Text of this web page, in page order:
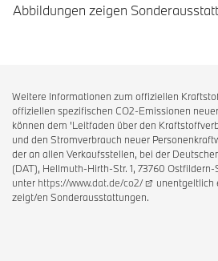
Abbildungen zeigen
Weitere Informationen zum offiziellen
offiziellen spezifischen CO2-Emissionen
können dem 'Leitfaden über den
und den Stromverbrauch neuer
der an allen Verkaufsstellen, bei der
(DAT), Hellmuth-Hirth-Str. 1, 73760
unter https://www.dat.de/co2/
unentgeltlich
zeigt/en Sonderausstattungen.